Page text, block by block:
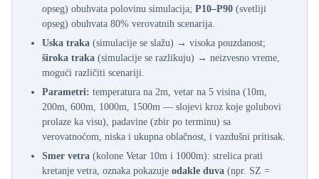
opseg) obuhvata polovinu simulacija; P10–P90 (svetliji
opseg) obuhvata 80% verovatnih scenarija.
Uska traka (simulacije se slažu) → visoka pouzdanost;
široka traka (simulacije se razlikuju) → neizvesno vreme,
mogući različiti scenariji.
Parametri: temperatura na 2m, vetar na 5 visina (10m,
200m, 600m, 1000m, 1500m — slojevi kroz koje golubovi
prolaze ka visu), padavine (zbir po terminu) sa
verovatnoćom, niska i ukupna oblačnost, i vazdušni pritisak.
Smer vetra (kolone Vetar 10m i 1000m): strelica prati
kretanje vetra, oznaka pokazuje odakle duva (npr. SZ =